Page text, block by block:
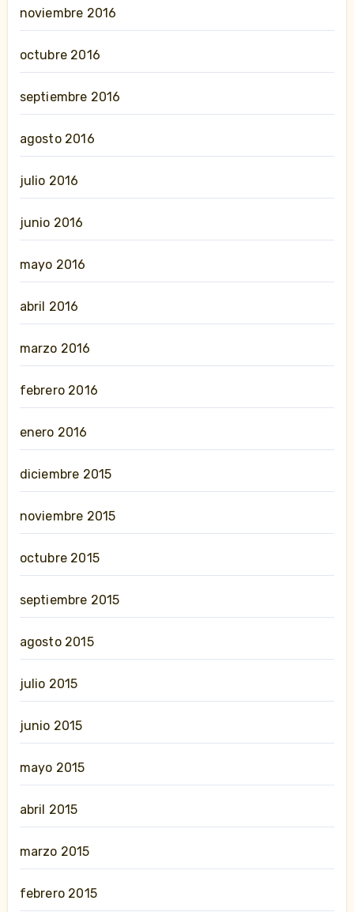
noviembre 2016
octubre 2016
septiembre 2016
agosto 2016
julio 2016
junio 2016
mayo 2016
abril 2016
marzo 2016
febrero 2016
enero 2016
diciembre 2015
noviembre 2015
octubre 2015
septiembre 2015
agosto 2015
julio 2015
junio 2015
mayo 2015
abril 2015
marzo 2015
febrero 2015